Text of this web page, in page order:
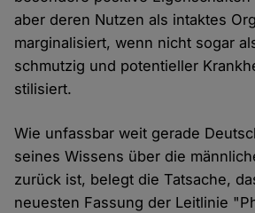
aber deren Nutzen als intaktes
marginalisiert, wenn nicht sogar
schmutzig und potentieller
stilisiert.
Wie unfassbar weit gerade
seines Wissens über die
zurück ist, belegt die Tatsache,
neuesten Fassung der Leitlinie